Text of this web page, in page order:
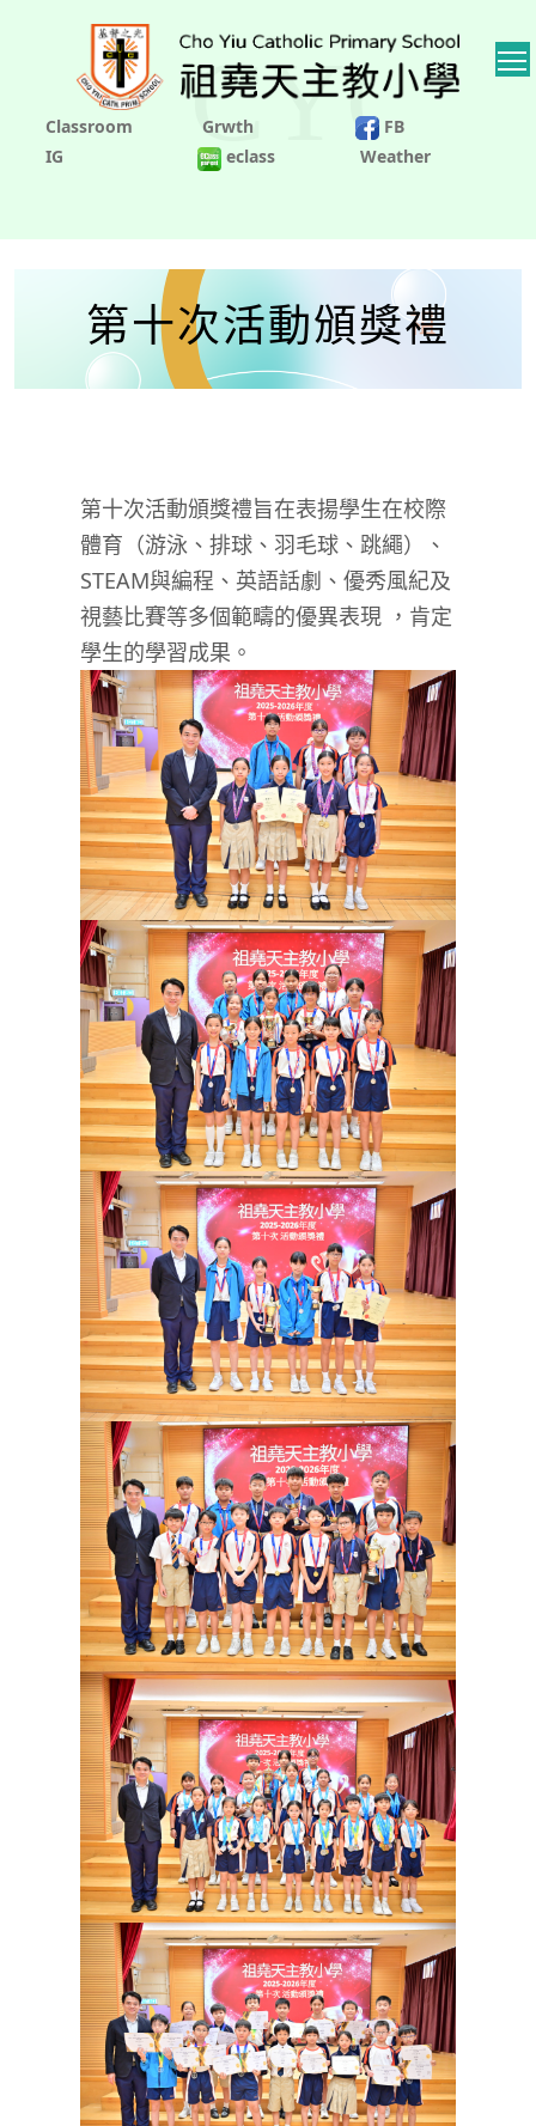
Classroom Grwth
FB
IG
eclass Weather
第十次活動頒獎禮
第十次活動頒獎禮旨在表揚學生在校際
體育（游泳、排球、羽毛球、跳繩）、
STEAM與編程、英語話劇、優秀風紀及
視藝比賽等多個範疇的優異表現 ，肯定
學生的學習成果。